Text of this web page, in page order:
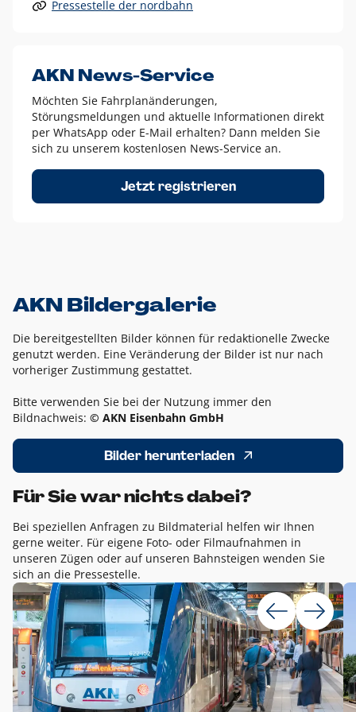
Alle anderen Logo-Varianten dürfen nur in Ausnahmefällen
Diese Ausnahmen sind zum Beispiel:
dem AKN Blau,
weißes Logo auf Fotohintergründen,
schwarzes Logo für reine Schwarz-Weiß-Umsetzungen
Um das Logo herum muss ein Schutzraum von jeweils einer
Höhe bzw. Breite des N aus AKN in alle Richtungen
Pressestelle der nordbahn
AKN News-Service
Möchten Sie Fahrplanänderungen,
Störungsmeldungen und aktuelle Informationen direkt
per WhatsApp oder E-Mail erhalten? Dann melden Sie
sich zu unserem kostenlosen News-Service an.
Jetzt registrieren
AKN Bildergalerie
Die bereitgestellten Bilder können für redaktionelle Zwecke
genutzt werden. Eine Veränderung der Bilder ist nur nach
vorheriger Zustimmung gestattet.
Bitte verwenden Sie bei der Nutzung immer den
Bildnachweis: © AKN Eisenbahn GmbH
Bilder herunterladen
Für Sie war nichts dabei?
Bei speziellen Anfragen zu Bildmaterial helfen wir Ihnen
gerne weiter. Für eigene Foto- oder Filmaufnahmen in
unseren Zügen oder auf unseren Bahnsteigen wenden Sie
sich an die Pressestelle.